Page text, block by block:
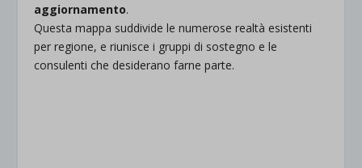
aggiornamento.
Questa mappa suddivide le numerose realtà esistenti
per regione, e riunisce i gruppi di sostegno e le
consulenti che desiderano farne parte.